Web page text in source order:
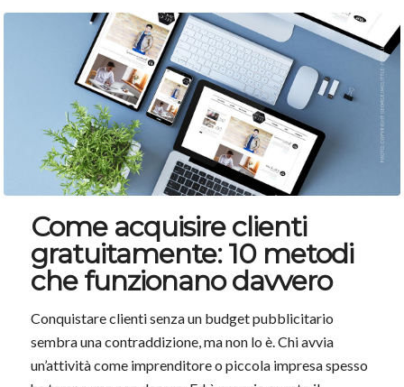
Come acquisire clienti
gratuitamente: 10 metodi
che funzionano davvero
Conquistare clienti senza un budget pubblicitario
sembra una contraddizione, ma non lo è. Chi avvia
un’attività come imprenditore o piccola impresa spesso